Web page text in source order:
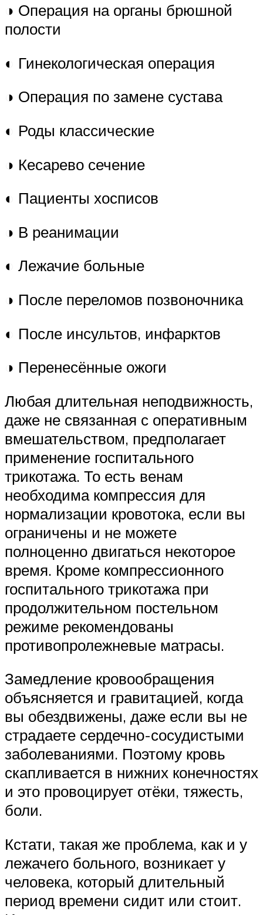
◑ Операция на органы брюшной
полости
◐ Гинекологическая операция
◑ Операция по замене сустава
◐ Роды классические
◑ Кесарево сечение
◐ Пациенты хосписов
◑ В реанимации
◐ Лежачие больные
◑ После переломов позвоночника
◐ После инсультов, инфарктов
◑ Перенесённые ожоги
Любая длительная неподвижность,
даже не связанная с оперативным
вмешательством, предполагает
применение госпитального
трикотажа. То есть венам
необходима компрессия для
нормализации кровотока, если вы
ограничены и не можете
полноценно двигаться некоторое
время. Кроме компрессионного
госпитального трикотажа при
продолжительном постельном
режиме рекомендованы
противопролежневые матрасы.
Замедление кровообращения
объясняется и гравитацией, когда
вы обездвижены, даже если вы не
страдаете сердечно-сосудистыми
заболеваниями. Поэтому кровь
скапливается в нижних конечностях
и это провоцирует отёки, тяжесть,
боли.
Кстати, такая же проблема, как и у
лежачего больного, возникает у
человека, который длительный
период времени сидит или стоит.